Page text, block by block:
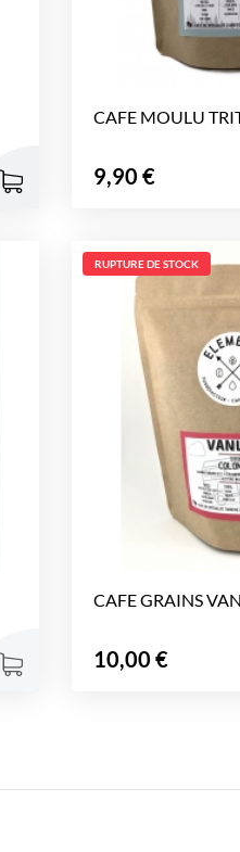
CAFE MOULU
Prix
9,90 €
CAFE GRAINS
Prix
10,00 €
RUPTURE DE STOCK